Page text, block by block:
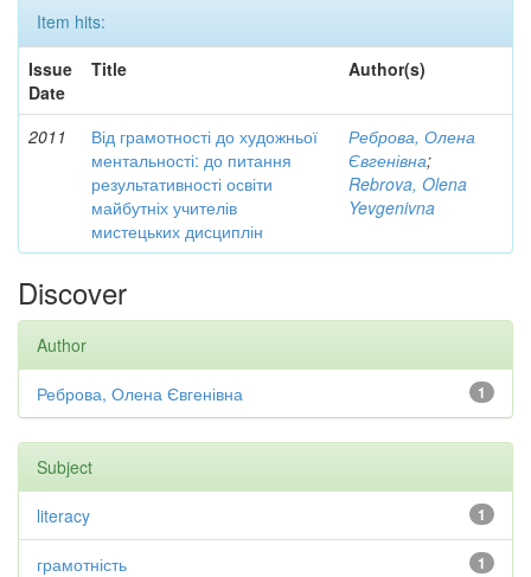
Item hits:
Issue
Date
Title Author(s)
2011
Від грамотності до художньої
ментальності: до питання
результативності освіти
майбутніх учителів
мистецьких дисциплін
Реброва, Олена
Євгенівна;
Rebrova, Olena
Yevgenivna
Discover
Author
1
Реброва, Олена Євгенівна
Subject
1
literacy
1
грамотність